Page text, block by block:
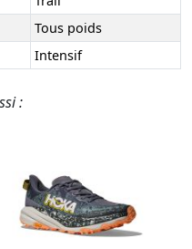
Tous poids
Intensif
: